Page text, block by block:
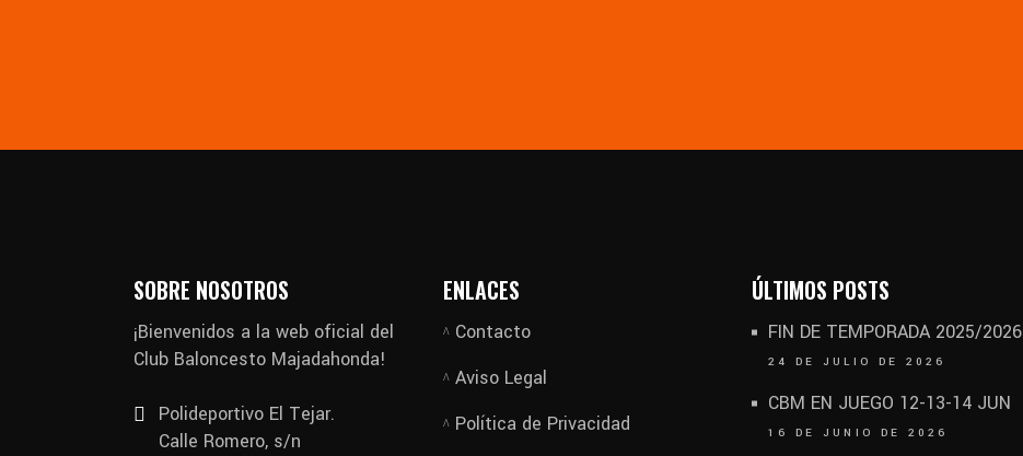
SOBRE NOSOTROS
¡Bienvenidos a la web oficial del
Club Baloncesto Majadahonda!
Polideportivo El Tejar.
Calle Romero, s/n
ENLACES
Contacto
Aviso Legal
Política de Privacidad
ÚLTIMOS POSTS
FIN DE TEMPORADA 2025/2026
24 DE JULIO DE 2026
CBM EN JUEGO 12-13-14 JUN
16 DE JUNIO DE 2026